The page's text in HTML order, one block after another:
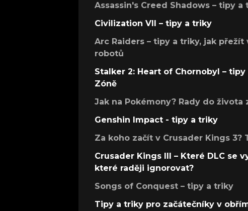
Assassin's Creed Shadows – tipy a
Civilization VII – tipy a triky
Arc Raiders – tipy a triky, jak
robotů
Stalker 2: Heart of Chornobyl –
Zóně
Jak na Pokémony? Rady do
Genshin Impact - tipy a triky
Za koho začít v Crusader Kings 3?
Crusader Kings III – Které DLC se
které raději ignorovat?
Songs of Conquest – tipy a triky
Tipy a triky pro začátečníky v